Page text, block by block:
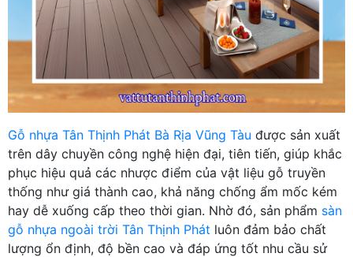
Gỗ nhựa Tân Thịnh Phát Bà Rịa Vũng Tàu được sản xuất
trên dây chuyền công nghệ hiện đại, tiên tiến, giúp khắc
phục hiệu quả các nhược điểm của vật liệu gỗ truyền
thống như giá thành cao, khả năng chống ẩm mốc kém
hay dễ xuống cấp theo thời gian. Nhờ đó, sản phẩm sàn
gỗ nhựa ngoài trời Tân Thịnh Phát luôn đảm bảo chất
lượng ổn định, độ bền cao và đáp ứng tốt nhu cầu sử